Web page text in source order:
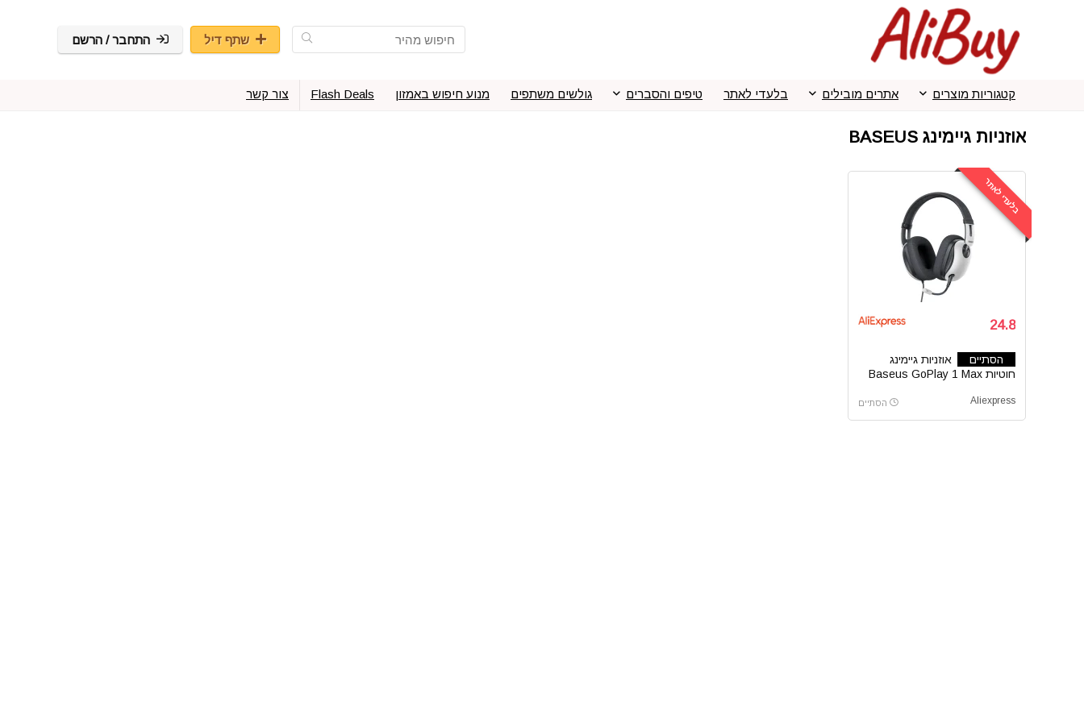
שתף דיל התחבר / הרשם
קטגוריות מוצרים אתרים מובילים בלעדי לאתר טיפים והסברים גולשים משתפים מנוע חיפוש באמזון Flash Deals צור קשר
אוזניות גיימינג BASEUS
בלעדי לאתר
24.8
הסתיים
אוזניות גיימינג
חוטיות Baseus GoPlay 1 Max
Aliexpress הסתיים